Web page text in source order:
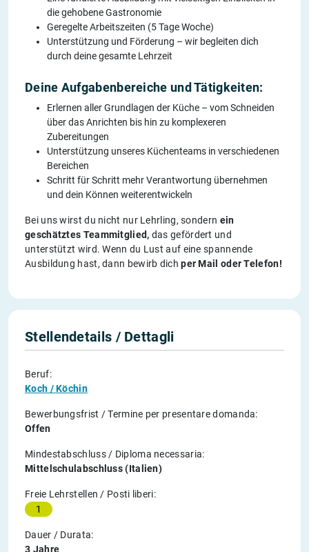
die gehobene Gastronomie
Geregelte Arbeitszeiten (5 Tage Woche)
Unterstützung und Förderung – wir begleiten dich
durch deine gesamte Lehrzeit
Deine Aufgabenbereiche und Tätigkeiten:
Erlernen aller Grundlagen der Küche – vom Schneiden
über das Anrichten bis hin zu komplexeren
Zubereitungen
Unterstützung unseres Küchenteams in verschiedenen
Bereichen
Schritt für Schritt mehr Verantwortung übernehmen
und dein Können weiterentwickeln
Bei uns wirst du nicht nur Lehrling, sondern ein
geschätztes Teammitglied, das gefördert und
unterstützt wird. Wenn du Lust auf eine spannende
Ausbildung hast, dann bewirb dichper Mail oder Telefon!
Stellendetails / Dettagli
Beruf:
Koch / Köchin
Bewerbungsfrist / Termine per presentare domanda:
Offen
Mindestabschluss / Diploma necessaria:
Mittelschulabschluss (Italien)
Freie Lehrstellen / Posti liberi:
1
Dauer / Durata:
3 Jahre